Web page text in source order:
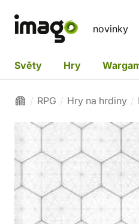
novinky
Světy Hry
RPG Hry na hrdiny